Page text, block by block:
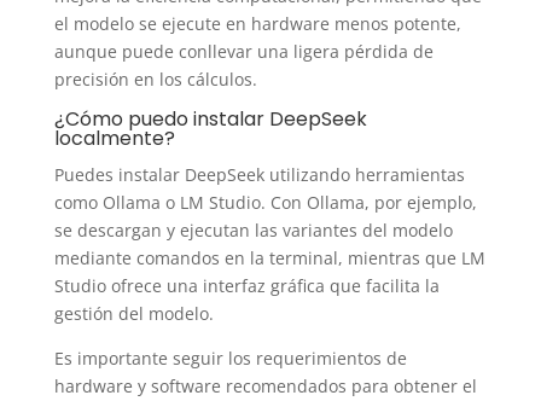
el modelo se ejecute en hardware menos potente,
aunque puede conllevar una ligera pérdida de
precisión en los cálculos.
¿Cómo puedo instalar DeepSeek
localmente?
Puedes instalar DeepSeek utilizando herramientas
como Ollama o LM Studio. Con Ollama, por ejemplo,
se descargan y ejecutan las variantes del modelo
mediante comandos en la terminal, mientras que LM
Studio ofrece una interfaz gráfica que facilita la
gestión del modelo.
Es importante seguir los requerimientos de
hardware y software recomendados para obtener el